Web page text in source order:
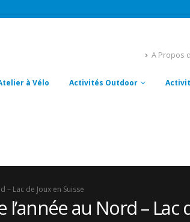
A Propos
à Vélo Activités Outdoor
– Lac de Joux en Suisse
au Nord – Lac